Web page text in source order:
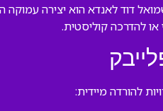
דוד לאנדא הוא יצירה
או להדרכה קוליסטית.
להורדה מיידית: